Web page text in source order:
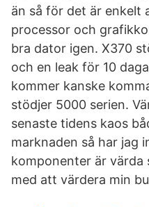
än så för det är enkelt
processor och
bra dator igen. X370
och en leak för 10
kommer kanske
stödjer 5000 serien.
senaste tidens kaos
marknaden så har jag
komponenter är värda
med att värdera min